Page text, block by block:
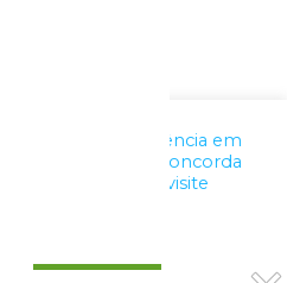
a sua experiência em
serviços, você concorda
informações, visite